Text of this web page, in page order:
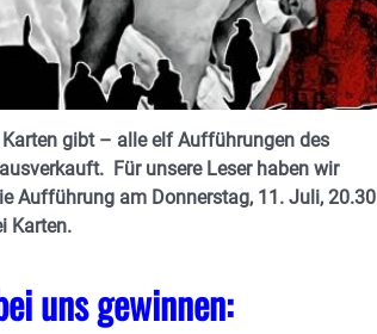
Karten gibt – alle elf Aufführungen des
Für unsere Leser haben wir
Aufführung am Donnerstag, 11. Juli, 20.30
Karten.
uns gewinnen: